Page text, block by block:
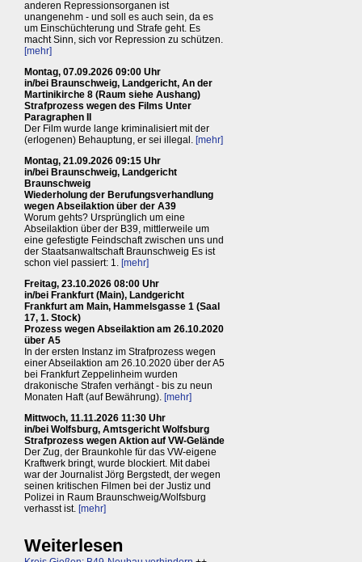
anderen Repressionsorganen ist
unangenehm - und soll es auch sein, da es
um Einschüchterung und Strafe geht. Es
macht Sinn, sich vor Repression zu schützen.
[mehr]
Montag, 07.09.2026 09:00 Uhr
in/bei Braunschweig, Landgericht, An der
Martinikirche 8 (Raum siehe Aushang)
Strafprozess wegen des Films Unter
Paragraphen II
Der Film wurde lange kriminalisiert mit der
(erlogenen) Behauptung, er sei illegal. [mehr]
Montag, 21.09.2026 09:15 Uhr
in/bei Braunschweig, Landgericht
Braunschweig
Wiederholung der Berufungsverhandlung
wegen Abseilaktion über der A39
Worum gehts? Ursprünglich um eine
Abseilaktion über der B39, mittlerweile um
eine gefestigte Feindschaft zwischen uns und
der Staatsanwaltschaft Braunschweig Es ist
schon viel passiert: 1. [mehr]
Freitag, 23.10.2026 08:00 Uhr
in/bei Frankfurt (Main), Landgericht
Frankfurt am Main, Hammelsgasse 1 (Saal
17, 1. Stock)
Prozess wegen Abseilaktion am 26.10.2020
über A5
In der ersten Instanz im Strafprozess wegen
einer Abseilaktion am 26.10.2020 über der A5
bei Frankfurt Zeppelinheim wurden
drakonische Strafen verhängt - bis zu neun
Monaten Haft (auf Bewährung). [mehr]
Mittwoch, 11.11.2026 11:30 Uhr
in/bei Wolfsburg, Amtsgericht Wolfsburg
Strafprozess wegen Aktion auf VW-Gelände
Der Zug, der Braunkohle für das VW-eigene
Kraftwerk bringt, wurde blockiert. Mit dabei
war der Journalist Jörg Bergstedt, der wegen
seinen kritischen Filmen bei der Justiz und
Polizei in Raum Braunschweig/Wolfsburg
verhasst ist. [mehr]
Weiterlesen